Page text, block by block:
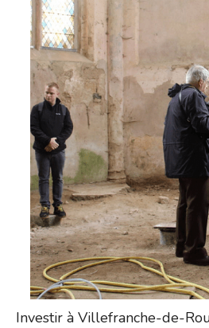
Investir à Villefranche-de-